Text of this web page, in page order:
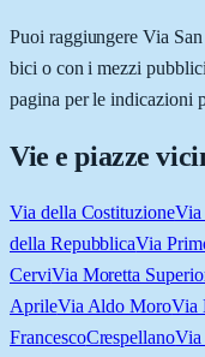
Puoi raggiungere Via
bici o con i mezzi
pagina per le indicazioni
Vie e piazze
Via della CostituzioneVia
della RepubblicaVia
CerviVia Moretta
AprileVia Aldo MoroVia
FrancescoCrespellanoVia